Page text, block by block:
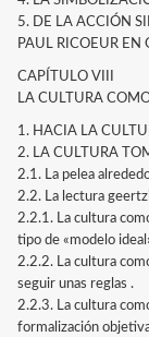
5. DE LA ACCIÓN
PAUL RICOEUR EN
CAPÍTULO VIII
LA CULTURA
1. HACIA LA
2. LA CULTURA
2.1. La pelea
2.2. La lectura
2.2.1. La cultura
tipo de «modelo
2.2.2. La cultura
seguir unas reglas .
2.2.3. La cultura
formalización